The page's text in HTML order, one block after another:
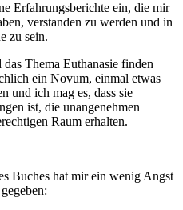
Erfahrungsberichte ein, die mir
verstanden zu werden und in
zu sein.
Thema Euthanasie finden
ein Novum, einmal etwas
und ich mag es, dass sie
ist, die unangenehmen
Raum erhalten.
Buches hat mir ein wenig Angst